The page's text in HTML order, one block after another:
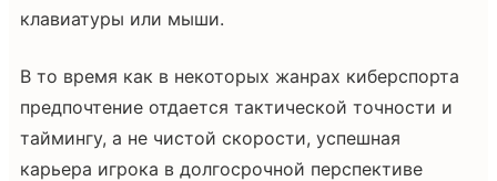
клавиатуры или мыши.
В то время как в некоторых жанрах киберспорта
предпочтение отдается тактической точности и
таймингу, а не чистой скорости, успешная
карьера игрока в долгосрочной перспективе